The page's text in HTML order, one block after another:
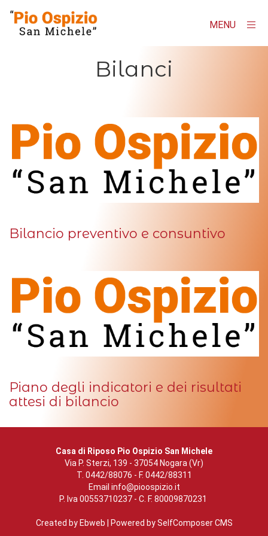
MENU
×
Homepage
Contatti
AMMINISTRAZIONE TRASPARENTE
Albo online
Bilanci
Bilancio preventivo e consuntivo
Piano degli indicatori e dei risultati
attesi di bilancio
Casa di Riposo Pio Ospizio San Michele
Via P. Sterzi, 139 - 37054 Nogara (Vr)
T. 0442/88076 - F. 0442/88311
Email info@pioospizio.it
P. Iva 00553710237 - C. F. 80009870231
Created by Ebweb | Powered by SelfComposer CMS